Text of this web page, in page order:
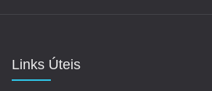
Links Úteis